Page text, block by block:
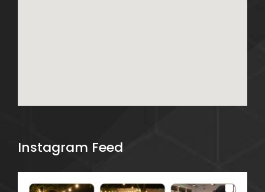
Instagram Feed